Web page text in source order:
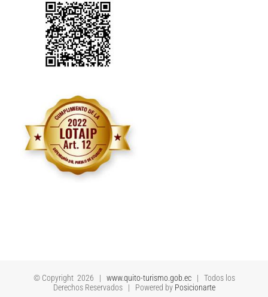
© Copyright 2026 | www.quito-turismo.gob.ec| Todos los
Derechos Reservados | Powered by Posicionarte